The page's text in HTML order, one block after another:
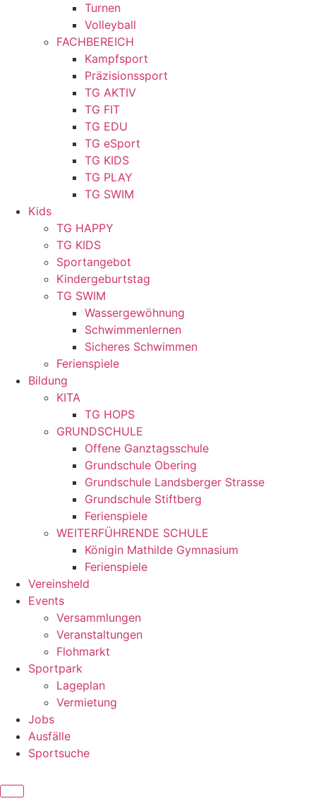
Turnen
Volleyball
FACHBEREICH
Kampfsport
Präzisionssport
TG AKTIV
TG FIT
TG EDU
TG eSport
TG KIDS
TG PLAY
TG SWIM
Kids
TG HAPPY
TG KIDS
Sportangebot
Kindergeburtstag
TG SWIM
Wassergewöhnung
Schwimmenlernen
Sicheres Schwimmen
Ferienspiele
Bildung
KITA
TG HOPS
GRUNDSCHULE
Offene Ganztagsschule
Grundschule Obering
Grundschule Landsberger Strasse
Grundschule Stiftberg
Ferienspiele
WEITERFÜHRENDE SCHULE
Königin Mathilde Gymnasium
Ferienspiele
Vereinsheld
Events
Versammlungen
Veranstaltungen
Flohmarkt
Sportpark
Lageplan
Vermietung
Jobs
Ausfälle
Sportsuche